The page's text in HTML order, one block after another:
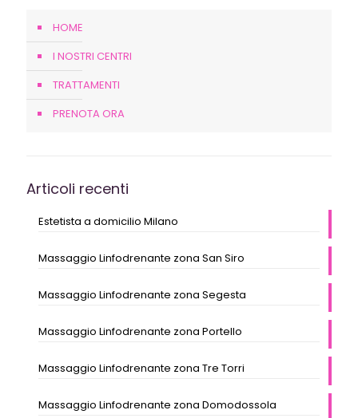
HOME
I NOSTRI CENTRI
TRATTAMENTI
PRENOTA ORA
Articoli recenti
Estetista a domicilio Milano
Massaggio Linfodrenante zona San Siro
Massaggio Linfodrenante zona Segesta
Massaggio Linfodrenante zona Portello
Massaggio Linfodrenante zona Tre Torri
Massaggio Linfodrenante zona Domodossola